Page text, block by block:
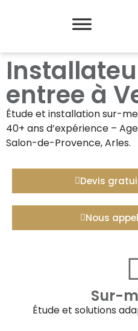
entree à
Étude et installation sur-
40+ ans d’expérience –
Salon-de-Provence, Arles.
Devis
Nous
Sur-
Étude et solutions